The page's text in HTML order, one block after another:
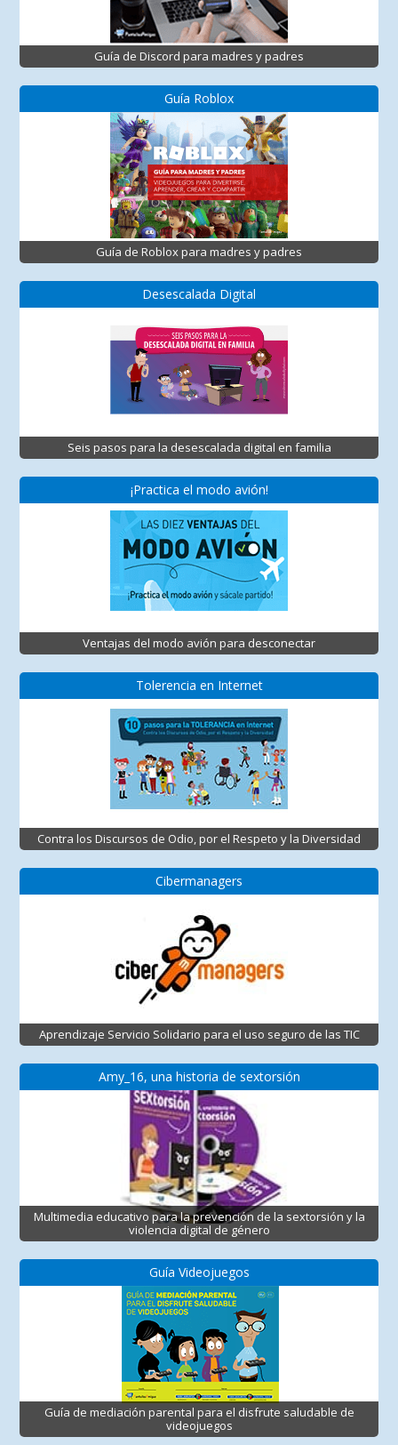
Guía de Discord para madres y padres
Guía Roblox
Guía de Roblox para madres y padres
Desescalada Digital
Seis pasos para la desescalada digital en familia
¡Practica el modo avión!
Ventajas del modo avión para desconectar
Tolerencia en Internet
Contra los Discursos de Odio, por el Respeto y la Diversidad
Cibermanagers
Aprendizaje Servicio Solidario para el uso seguro de las TIC
Amy_16, una historia de sextorsión
Multimedia educativo para la prevención de la sextorsión y la
violencia digital de género
Guía Videojuegos
Guía de mediación parental para el disfrute saludable de
videojuegos